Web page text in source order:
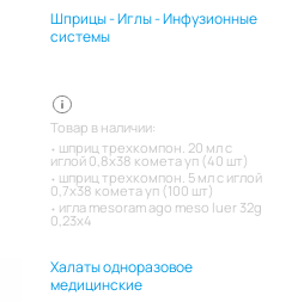
Шприцы - Иглы - Инфузионные
системы
Товар в наличии:
шприц трехкомпон. 20 мл с
иглой 0,8х38 комета уп (40 шт)
шприц трехкомпон. 5 мл с иглой
0,7х38 комета уп (100 шт)
игла mesoram ago meso luer 32g
0,23x4
Халаты одноразовое
медицинские